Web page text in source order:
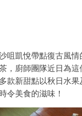
咀凱悅帶點復古風情
，廚師團隊近日為
款新甜點以秋日水
令美食的滋味！